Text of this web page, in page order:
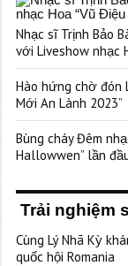
Nhạc sĩ Trịnh Bảo
với Liveshow nhạc
Hào hứng chờ đón
Mới An Lành 2023”
Bùng cháy Đêm
Hallowwen” lần
Trải nghiệm
Cùng Lý Nhã Kỳ
quốc hội Romania